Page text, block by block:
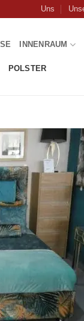
Uns
INNENRAUM
POLSTER